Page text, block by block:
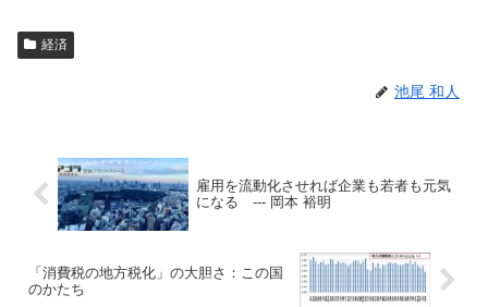
経済
池尾 和人
雇用を流動化させれば企業も若者も元気
になる --- 岡本 裕明
「消費税の地方税化」の大胆さ：この国
のかたち